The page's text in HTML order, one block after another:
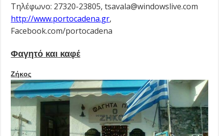
Τηλέφωνο: 27320-23805, tsavala@windowslive.com
http://www.portocadena.gr,
Facebook.com/portocadena
Φαγητό και καφέ
Ζήκος